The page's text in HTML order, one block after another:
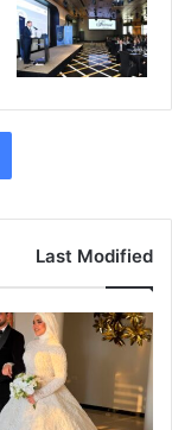
Last Modified